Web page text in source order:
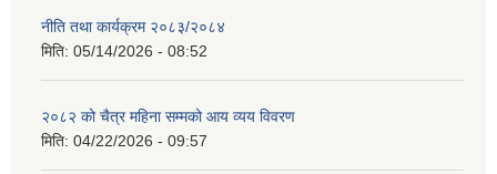
नीति तथा कार्यक्रम २०८३/२०८४
मिति: 05/14/2026 - 08:52
२०८२ को चैत्र महिना सम्मको आय व्यय विवरण
मिति: 04/22/2026 - 09:57